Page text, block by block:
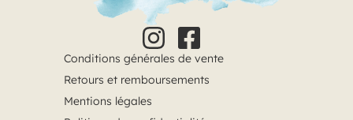
Conditions générales de vente
Retours et remboursements
Mentions légales